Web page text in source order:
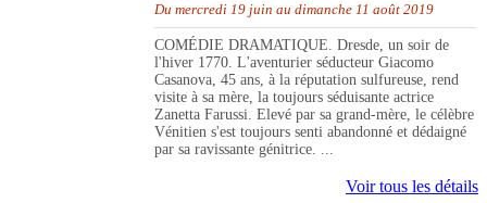
Du mercredi 19 juin au dimanche 11 août 2019
COMÉDIE DRAMATIQUE. Dresde, un soir de
l'hiver 1770. L'aventurier séducteur Giacomo
Casanova, 45 ans, à la réputation sulfureuse, rend
visite à sa mère, la toujours séduisante actrice
Zanetta Farussi. Elevé par sa grand-mère, le célèbre
Vénitien s'est toujours senti abandonné et dédaigné
par sa ravissante génitrice. ...
Voir tous les détails